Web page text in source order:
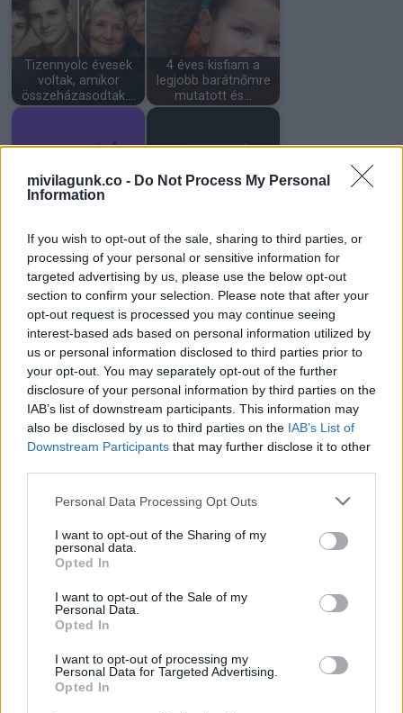
mivilagunk.co - Do Not Process My Personal
Information
If you wish to opt-out of the sale, sharing to third parties, or
processing of your personal or sensitive information for
targeted advertising by us, please use the below opt-out
section to confirm your selection. Please note that after your
opt-out request is processed you may continue seeing
interest-based ads based on personal information utilized by
us or personal information disclosed to third parties prior to
your opt-out. You may separately opt-out of the further
disclosure of your personal information by third parties on the
IAB’s list of downstream participants. This information may
also be disclosed by us to third parties on the IAB’s List of
Downstream Participants that may further disclose it to other
Please note that this website/app uses one or more Google
not limited to your visit or usage behaviour. You may click to
grant or deny consent to Google and its third-party tags to
use your data for below specified purposes in below Google
consent section.
Personal Data Processing Opt Outs
I want to opt-out of the Sharing of my
personal data.
Opted In
I want to opt-out of the Sale of my
Personal Data.
Opted In
I want to opt-out of processing my
Personal Data for Targeted Advertising.
Opted In
Tizennyolc évesek
voltak, amikor
összeházasodtak.…
4 éves kisfiam a
legjobb barátnőmre
mutatott és…
A 13 éves lányom
az éhező…
az első…
Egy nő videózni
kezdett, miközben a
strandon…
Sokkoló fordulat a
repülőtéren, a hétéves
kisfiú…
15 éve eltemettem a
felvettem egy…
A férjem temetésén
koporsót, hogy ott…
Megszakad egy rossz
időszak: július végéig…
„Lenézték az idős nőt